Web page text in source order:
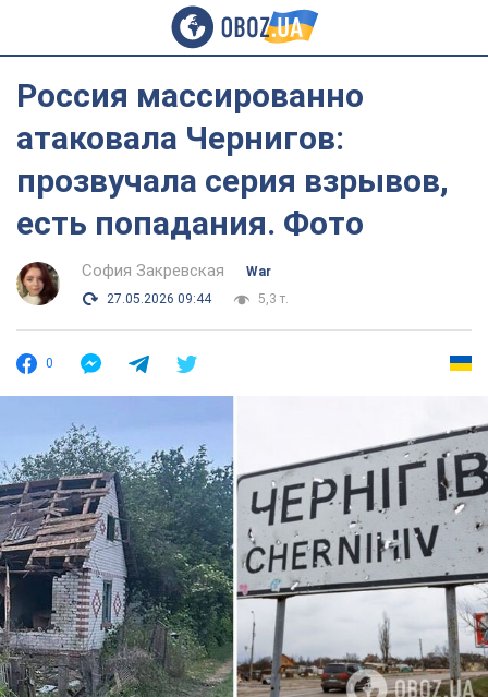
Россия массированно
атаковала Чернигов:
прозвучала серия взрывов,
есть попадания. Фото
София Закревская
War
27.05.2026 09:44
5,3 т.
0